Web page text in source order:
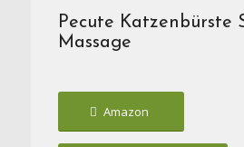
Pecute Katzenbürste
Massage
Amazon